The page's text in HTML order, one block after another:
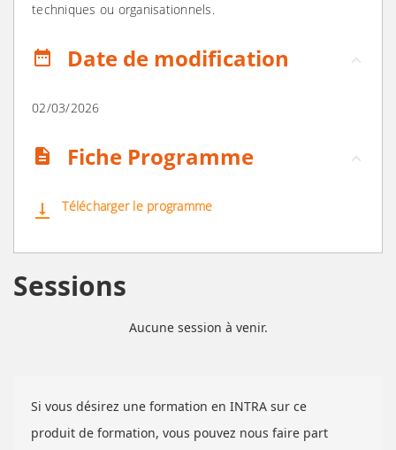
techniques ou organisationnels.
date_range Date de modification
02/03/2026
description Fiche Programme
vertical_align_bottom Télécharger le programme
Sessions
Aucune session à venir.
Si vous désirez une formation en INTRA sur ce
produit de formation, vous pouvez nous faire part